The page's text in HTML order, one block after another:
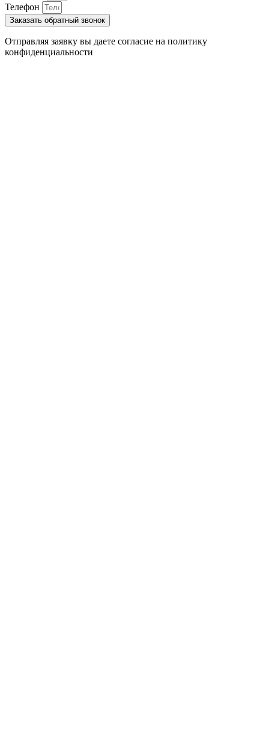
Телефон
Заказать обратный звонок
Отправляя заявку вы даете согласие на политику
конфиденциальности